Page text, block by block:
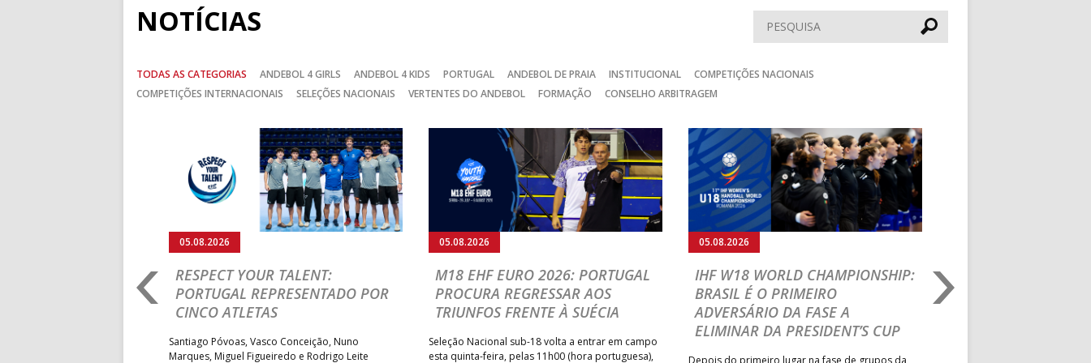
NOTÍCIAS Pesquisar
TODAS AS CATEGORIAS ANDEBOL 4 GIRLS ANDEBOL 4 KIDS PORTUGAL ANDEBOL DE PRAIA INSTITUCIONAL
COMPETIÇÕES NACIONAIS
COMPETIÇÕES INTERNACIONAIS
SELEÇÕES NACIONAIS VERTENTES DO ANDEBOL FORMAÇÃO CONSELHO ARBITRAGEM
05.08.2026
RESPECT YOUR TALENT:
PORTUGAL REPRESENTADO POR
CINCO ATLETAS
Santiago Póvoas, Vasco Conceição, Nuno
Marques, Miguel Figueiredo e Rodrigo Leite
05.08.2026
M18 EHF EURO 2026: PORTUGAL
PROCURA REGRESSAR AOS
TRIUNFOS FRENTE À SUÉCIA
Seleção Nacional sub-18 volta a entrar em campo
esta quinta-feira, pelas 11h00 (hora portuguesa),
05.08.2026
IHF W18 WORLD CHAMPIONSHIP:
BRASIL É O PRIMEIRO
ADVERSÁRIO DA FASE A
ELIMINAR DA PRESIDENT’S CUP
Depois do primeiro lugar na fase de grupos da
Seguinte